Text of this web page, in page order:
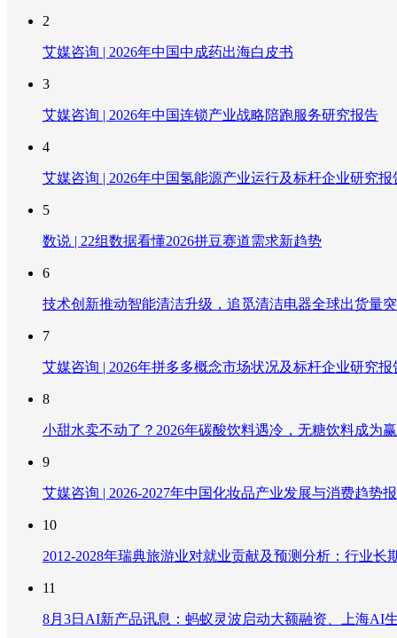
2
艾媒咨询 | 2026年中国中成药出海白皮书
3
艾媒咨询 | 2026年中国连锁产业战略陪跑服务研究报告
4
艾媒咨询 | 2026年中国氢能源产业运行及标杆企业研究报
5
数说 | 22组数据看懂2026拼豆赛道需求新趋势
6
技术创新推动智能清洁升级，追觅清洁电器全球出货量突
7
艾媒咨询 | 2026年拼多多概念市场状况及标杆企业研究报
8
小甜水卖不动了？2026年碳酸饮料遇冷，无糖饮料成为赢
9
艾媒咨询 | 2026-2027年中国化妆品产业发展与消费趋势
10
2012-2028年瑞典旅游业对就业贡献及预测分析：行业
11
8月3日AI新产品讯息：蚂蚁灵波启动大额融资、上海AI